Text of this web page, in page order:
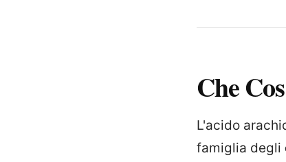
Che
L'acido
famiglia degli